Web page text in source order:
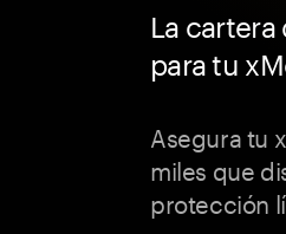
La
para tu
Asegura tu
miles que
protección